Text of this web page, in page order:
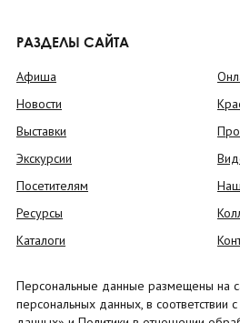
РАЗДЕЛЫ САЙТА
Афиша
Новости
Выставки
Экскурсии
Посетителям
Ресурсы
Каталоги
Персональные данные размещены на
персональных данных, в